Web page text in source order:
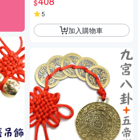
坊】
$
5
加入購物車